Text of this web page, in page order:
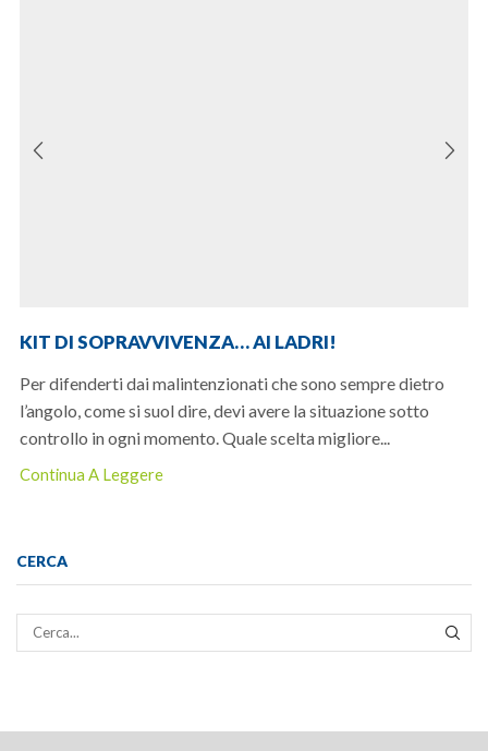
KIT DI SOPRAVVIVENZA… AI LADRI!
Per difenderti dai malintenzionati che sono sempre dietro
l’angolo, come si suol dire, devi avere la situazione sotto
controllo in ogni momento. Quale scelta migliore...
Continua A Leggere
CERCA